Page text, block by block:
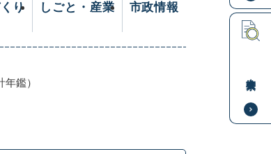
り しごと・産業 市政情報
鑑）